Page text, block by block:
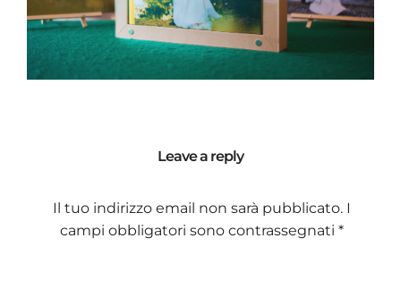
Leave a reply
Il tuo indirizzo email non sarà pubblicato. I
campi obbligatori sono contrassegnati *